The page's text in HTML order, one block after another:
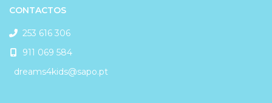
CONTACTOS
253 616 306
911 069 584
dreams4kids@sapo.pt